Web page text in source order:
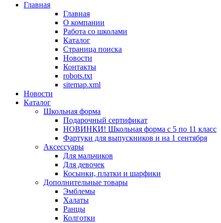
Главная
Главная
О компании
Работа со школами
Каталог
Страница поиска
Новости
Контакты
robots.txt
sitemap.xml
Новости
Каталог
Школьная форма
Подарочный сертификат
НОВИНКИ! Школьная форма с 5 по 11 класс
Фартуки для выпускников и на 1 сентября
Аксессуары
Для мальчиков
Для девочек
Косынки, платки и шарфики
Дополнительные товары
Эмблемы
Халаты
Ранцы
Колготки